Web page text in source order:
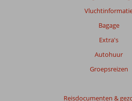
Bagage
Extra's
Autohuur
Groepsreizen
Reisdocumenten &